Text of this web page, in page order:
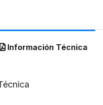
Información Técnica